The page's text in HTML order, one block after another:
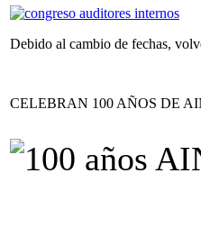
Debido al cambio de fechas,
CELEBRAN 100 AÑOS DE